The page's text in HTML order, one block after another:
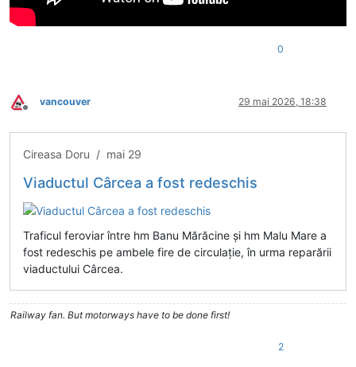
0
Deconectat
vancouver 29 mai 2026, 18:38
Cireasa Doru / mai 29
Viaductul Cârcea a fost redeschis
Traficul feroviar între hm Banu Mărăcine și hm Malu Mare a
fost redeschis pe ambele fire de circulație, în urma reparării
viaductului Cârcea.
Railway fan. But motorways have to be done first!
2